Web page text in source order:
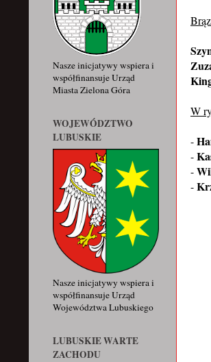
W
-
-
-
-
Nasze inicjatywy wspiera i
współfinansuje Urząd
Miasta Zielona Góra
WOJEWÓDZTWO
LUBUSKIE
Nasze inicjatywy wspiera i
współfinansuje Urząd
Województwa Lubuskiego
LUBUSKIE WARTE
ZACHODU